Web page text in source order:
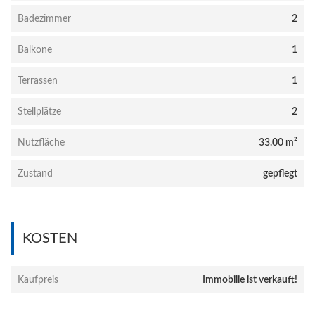
Badezimmer 2
Balkone 1
Terrassen 1
Stellplätze 2
Nutzfläche 33.00 m²
Zustand gepflegt
KOSTEN
Kaufpreis Immobilie ist verkauft!